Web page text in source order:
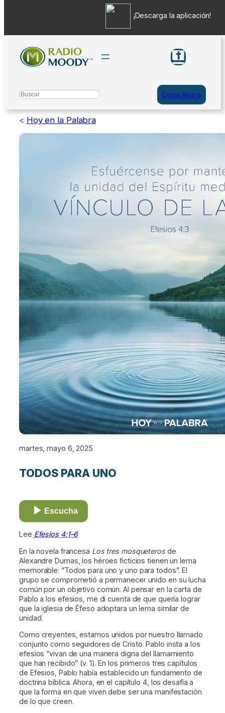
contenido
Search Dona Ahora
< Hoy en la Palabra
martes, mayo 6, 2025
TODOS PARA UNO
Escucha
Lee Efesios 4:1–6
En la novela francesa Los tres mosqueterosde
Alexandre Dumas, los héroes ficticios tienen un lema
memorable: “Todos para uno y uno para todos”. El
grupo se comprometió a permanecer unido en su lucha
común por un objetivo común. Al pensar en la carta de
Pablo a los efesios, me di cuenta de que quería lograr
que la iglesia de Éfeso adoptara un lema similar de
unidad.
Como creyentes, estamos unidos por nuestro llamado
conjunto como seguidores de Cristo. Pablo insta a los
efesios “vivan de una manera digna del llamamiento
que han recibido” (v. 1). En los primeros tres capítulos
de Efesios, Pablo había establecido un fundamento de
doctrina bíblica. Ahora, en el capítulo 4, los desafía a
que la forma en que viven debe ser una manifestación
de lo que creen.
¡Descarga la aplicación!